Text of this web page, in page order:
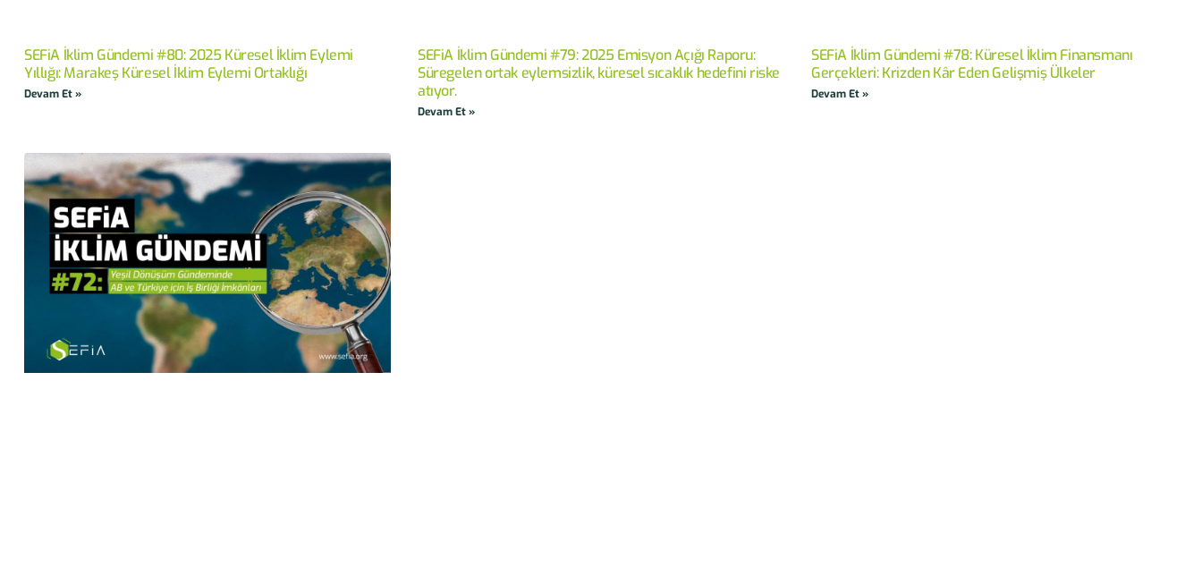
SEFiA İklim Gündemi #80: 2025 Küresel İklim Eylemi
Yıllığı: Marakeş Küresel İklim Eylemi Ortaklığı
Devam Et »
SEFiA İklim Gündemi #79: 2025 Emisyon Açığı Raporu:
Süregelen ortak eylemsizlik, küresel sıcaklık hedefini riske
atıyor.
Devam Et »
SEFiA İklim Gündemi #78: Küresel İklim Finansmanı
Gerçekleri: Krizden Kâr Eden Gelişmiş Ülkeler
Devam Et »